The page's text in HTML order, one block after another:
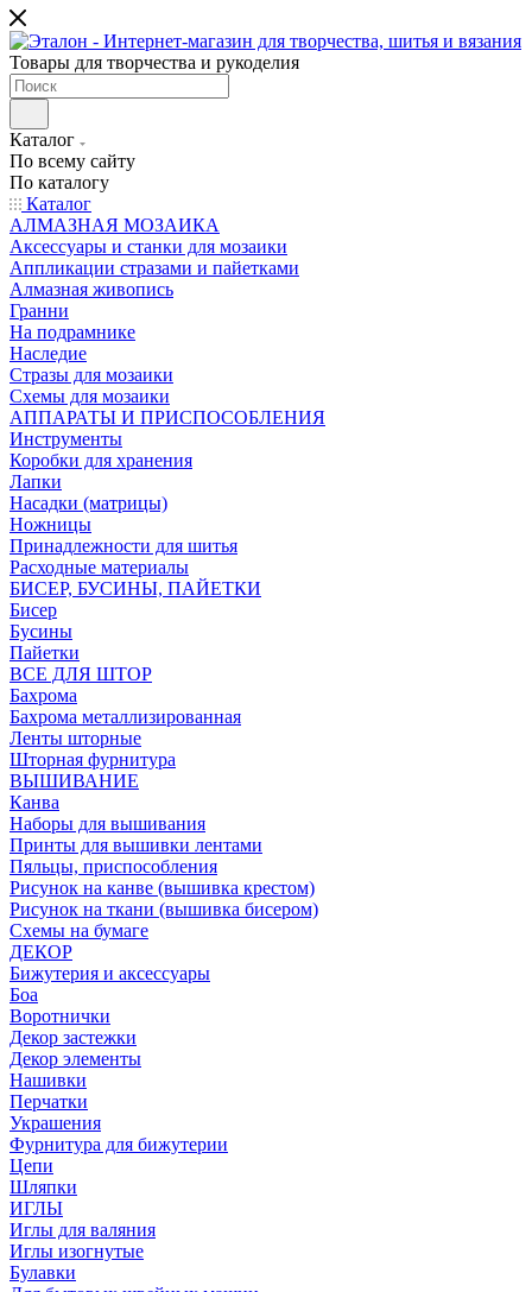
Товары для творчества и рукоделия
Каталог
По всему сайту
По каталогу
Каталог
АЛМАЗНАЯ МОЗАИКА
Аксессуары и станки для мозаики
Аппликации стразами и пайетками
Алмазная живопись
Гранни
На подрамнике
Наследие
Стразы для мозаики
Схемы для мозаики
АППАРАТЫ И ПРИСПОСОБЛЕНИЯ
Инструменты
Коробки для хранения
Лапки
Насадки (матрицы)
Ножницы
Принадлежности для шитья
Расходные материалы
БИСЕР, БУСИНЫ, ПАЙЕТКИ
Бисер
Бусины
Пайетки
ВСЕ ДЛЯ ШТОР
Бахрома
Бахрома металлизированная
Ленты шторные
Шторная фурнитура
ВЫШИВАНИЕ
Канва
Наборы для вышивания
Принты для вышивки лентами
Пяльцы, приспособления
Рисунок на канве (вышивка крестом)
Рисунок на ткани (вышивка бисером)
Схемы на бумаге
ДЕКОР
Бижутерия и аксессуары
Боа
Воротнички
Декор застежки
Декор элементы
Нашивки
Перчатки
Украшения
Фурнитура для бижутерии
Цепи
Шляпки
ИГЛЫ
Иглы для валяния
Иглы изогнутые
Булавки